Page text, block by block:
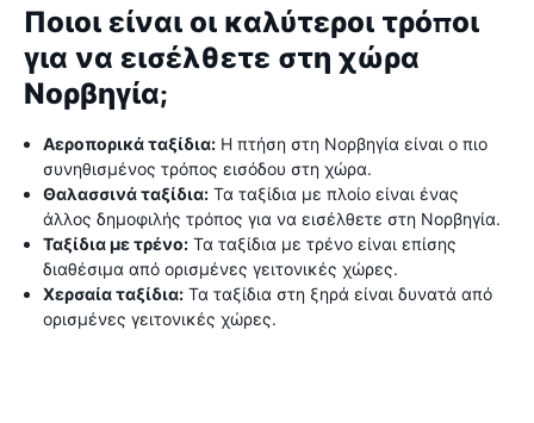
Ποιοι είναι οι καλύτεροι τρόποι
για να εισέλθετε στη χώρα
Νορβηγία;
Αεροπορικά ταξίδια: Η πτήση στη Νορβηγία είναι ο πιο
συνηθισμένος τρόπος εισόδου στη χώρα.
Θαλασσινά ταξίδια: Τα ταξίδια με πλοίο είναι ένας
άλλος δημοφιλής τρόπος για να εισέλθετε στη Νορβηγία.
Ταξίδια με τρένο: Τα ταξίδια με τρένο είναι επίσης
διαθέσιμα από ορισμένες γειτονικές χώρες.
Χερσαία ταξίδια: Τα ταξίδια στη ξηρά είναι δυνατά από
ορισμένες γειτονικές χώρες.